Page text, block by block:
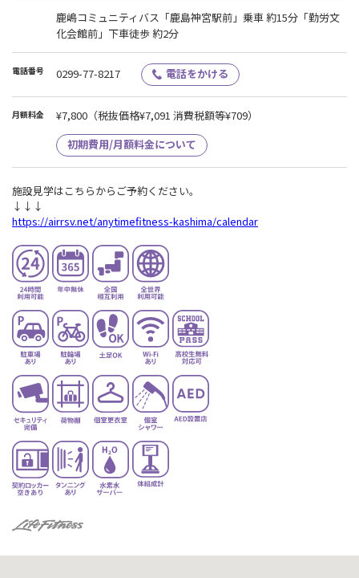
鹿嶋コミュニティバス「鹿島神宮駅前」乗車 約15分「勤労文
化会館前」下車徒歩 約2分
電話番号 0299-77-8217 電話をかける
月額料金 ¥7,800 （税抜価格¥7,091 消費税額等¥709）
初期費用/月額料金について
施設見学はこちらからご予約ください。
↓↓↓
https://airrsv.net/anytimefitness-kashima/calendar